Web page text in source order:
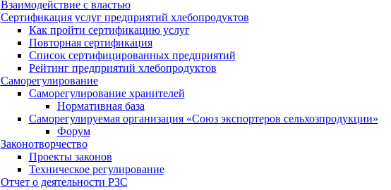
Взаимодействие с властью
Сертификация услуг предприятий хлебопродуктов
Как пройти сертификацию услуг
Повторная сертификация
Список сертифицированных предприятий
Рейтинг предприятий хлебопродуктов
Саморегулирование
Саморегулирование хранителей
Нормативная база
Саморегулируемая организация «Союз экспортеров сельхозпродукции»
Форум
Законотворчество
Проекты законов
Техническое регулирование
Отчет о деятельности РЗС